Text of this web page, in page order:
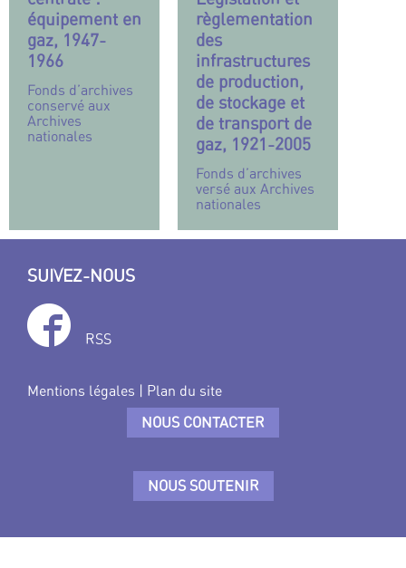
équipement en
gaz, 1947-
1966
Fonds d’archives
conservé aux
Archives
nationales
règlementation
des
infrastructures
de production,
de stockage et
de transport de
gaz, 1921-2005
Fonds d’archives
versé aux Archives
nationales
SUIVEZ-NOUS
RSS
Mentions légales | Plan du site
NOUS CONTACTER
NOUS SOUTENIR